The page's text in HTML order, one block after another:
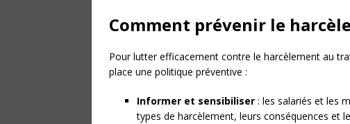
Comment prévenir le
Pour lutter efficacement contre le harcèlement au
place une politique préventive :
Informer et sensibiliser : les salariés et les
types de harcèlement, leurs conséquences et